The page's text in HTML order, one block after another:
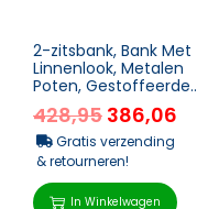
2-zitsbank, Bank Met
Linnenlook, Metalen
Poten, Gestoffeerde
Bank, Gestoffeerde
Tweezitsbank Voor
Wo...
428,95 386,06
Gratis verzending
& retourneren!
In Winkelwagen